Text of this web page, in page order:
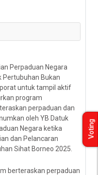
Perpaduan Negara
Pertubuhan Bukan
untuk tampil aktif
program
perpaduan dan
oleh YB Datuk
Negara ketika
dan Pelancaran
Sihat Borneo 2025.
berteraskan perpaduan
Voting